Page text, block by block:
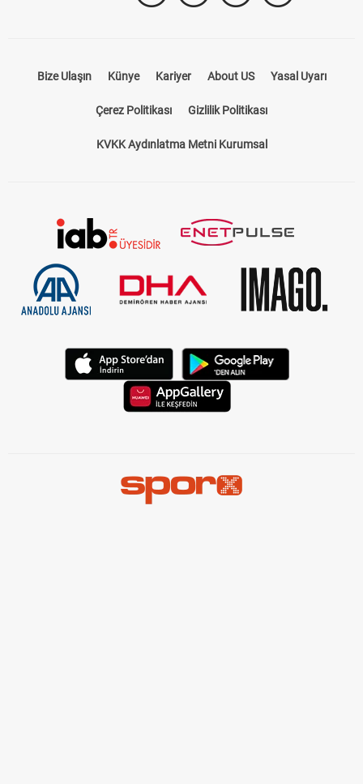
Bize Ulaşın Künye Kariyer About US Yasal Uyarı
Çerez Politikası Gizlilik Politikası
KVKK Aydınlatma Metni Kurumsal